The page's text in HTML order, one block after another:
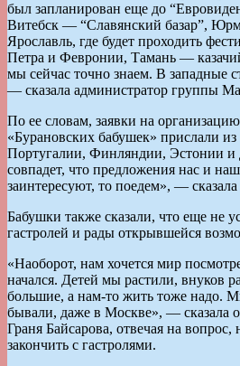
был запланирован еще до
Витебск — “Славянский базар”,
Ярославль, где будет проходить
Петра и Февронии, Тамань —
мы сейчас точно знаем. В западные
— сказала администратор группы
По ее словам, заявки на
«Бурановских бабушек» прислали
Португалии, Финляндии, Эстонии и
совпадет, что предложения нас и
заинтересуют, то поедем», — сказала
Бабушки также сказали, что еще не
гастролей и рады открывшейся
«Наоборот, нам хочется мир
начался. Детей мы растили, внуков
большие, а нам-то жить тоже надо.
бывали, даже в Москве», — сказала
Граня Байсарова, отвечая на вопрос,
закончить с гастролями.